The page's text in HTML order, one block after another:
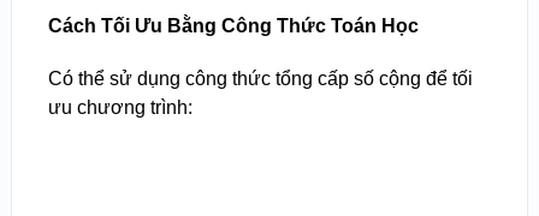
Cách Tối Ưu Bằng Công Thức Toán Học
Có thể sử dụng công thức tổng cấp số cộng để tối
ưu chương trình: